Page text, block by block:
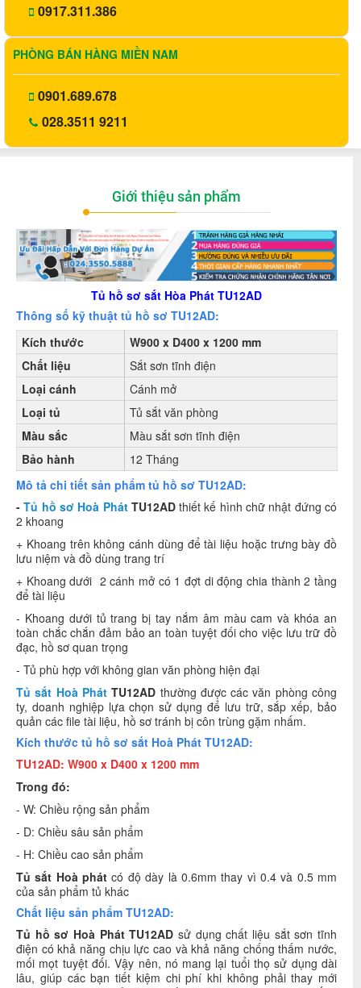
0917.311.386
PHÒNG BÁN HÀNG MIỀN NAM
0901.689.678
028.3511 9211
Giới thiệu sản phẩm
Tủ hồ sơ sắt Hòa Phát TU12AD
Thông số kỹ thuật tủ hồ sơ TU12AD:
Kích thước
W900 x D400 x 1200 mm
Chất liệu
Sắt sơn tĩnh điện
Loại cánh
Cánh mở
Loại tủ
Tủ sắt văn phòng
Màu sắc
Màu sắt sơn tĩnh điện
Bảo hành
12 Tháng
Mô tả chi tiết sản phẩm tủ hồ sơ TU12AD:
-Tủ hồ sơ Hoà PhátTU12ADthiết kế hình chữ nhật đứng có
2 khoang
+ Khoang trên không cánh dùng để tài liệu hoặc trưng bày đồ
lưu niệm và đồ dùng trang trí
+ Khoang dưới 2 cánh mở có 1 đợt di động chia thành 2 tầng
để tài liệu
- Khoang dưới tủ trang bị tay nắm âm màu cam và khóa an
toàn chắc chắn đảm bảo an toàn tuyệt đối cho việc lưu trữ đồ
đạc, hồ sơ quan trọng
- Tủ phù hợp với không gian văn phòng hiện đại
Tủ sắt Hoà PhátTU12AD thường được các văn phòng công
ty, doanh nghiệp lựa chọn sử dụng để lưu trữ, sắp xếp, bảo
quản các file tài liệu, hồ sơ tránh bị côn trùng gặm nhấm.
Kích thước tủ hồ sơ sắt Hoà Phát TU12AD:
TU12AD: W900 x D400 x 1200 mm
Trong đó:
- W: Chiều rộng sản phẩm
- D: Chiều sâu sản phẩm
- H: Chiều cao sản phẩm
Tủ sắt Hoà phát có độ dày là 0.6mm thay vì 0.4 và 0.5 mm
của sản phẩm tủ khác
Chất liệu sản phẩm TU12AD:
Tủ hồ sơ Hoà Phát TU12ADsử dụng chất liệu sắt sơn tĩnh
điện có khả năng chịu lực cao và khả năng chống thấm nước,
mối mọt tuyệt đối. Vậy nên, nó mang lại tuổi thọ sử dụng dài
lâu, giúp các bạn tiết kiệm chi phí khi không phải thay mới